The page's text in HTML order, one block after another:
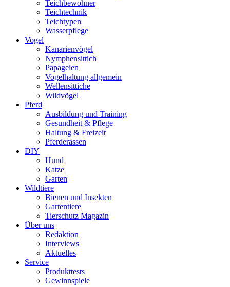
Teichbewohner
Teichtechnik
Teichtypen
Wasserpflege
Vogel
Kanarienvögel
Nymphensittich
Papageien
Vogelhaltung allgemein
Wellensittiche
Wildvögel
Pferd
Ausbildung und Training
Gesundheit & Pflege
Haltung & Freizeit
Pferderassen
DIY
Hund
Katze
Garten
Wildtiere
Bienen und Insekten
Gartentiere
Tierschutz Magazin
Über uns
Redaktion
Interviews
Aktuelles
Service
Produkttests
Gewinnspiele